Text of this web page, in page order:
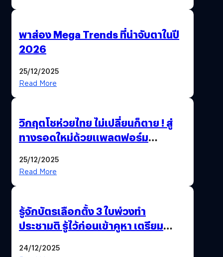
พาส่อง Mega Trends ที่น่าจับตาในปี
2026
25/12/2025
Read More
วิกฤตโชห่วยไทย ไม่เปลี่ยนก็ตาย ! สู่
ทางรอดใหม่ด้วยแพลตฟอร์ม
25/12/2025
Read More
รู้จักบัตรเลือกตั้ง 3 ใบพ่วงทำ
ประชามติ รู้ไว้ก่อนเข้าคูหา เตรียม
24/12/2025